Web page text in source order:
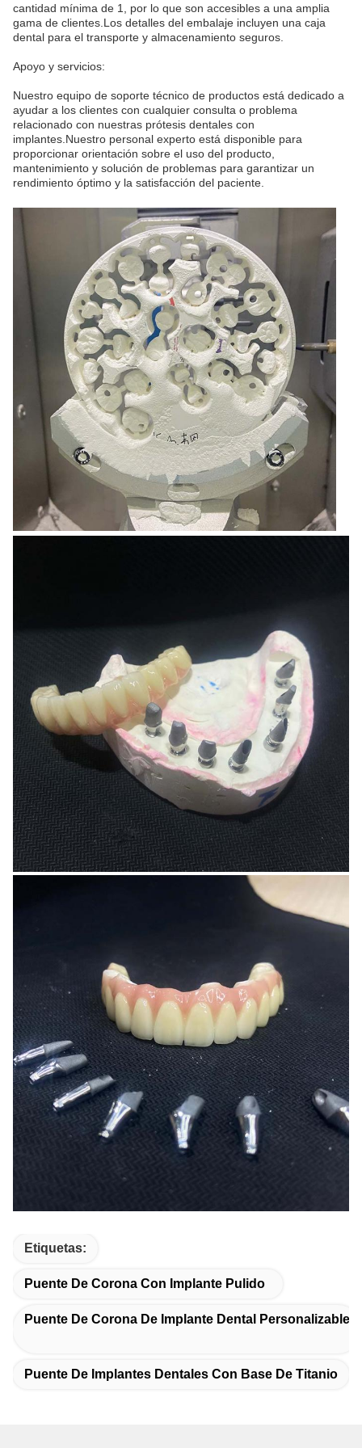
cantidad mínima de 1, por lo que son accesibles a una amplia
gama de clientes.Los detalles del embalaje incluyen una caja
dental para el transporte y almacenamiento seguros.
Apoyo y servicios:
Nuestro equipo de soporte técnico de productos está dedicado a
ayudar a los clientes con cualquier consulta o problema
relacionado con nuestras prótesis dentales con
implantes.Nuestro personal experto está disponible para
proporcionar orientación sobre el uso del producto,
mantenimiento y solución de problemas para garantizar un
rendimiento óptimo y la satisfacción del paciente.
Etiquetas:
Puente De Corona Con Implante Pulido
Puente De Corona De Implante Dental Personalizable
Puente De Implantes Dentales Con Base De Titanio